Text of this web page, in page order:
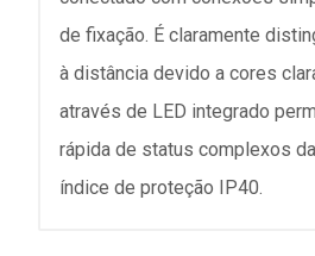
de fixação. É claramente
à distância devido a cores
através de LED integrado
rápida de status complexos
índice de proteção IP40.